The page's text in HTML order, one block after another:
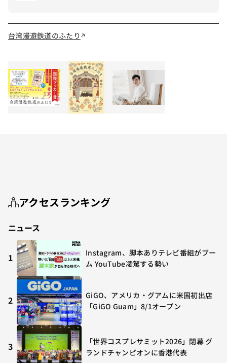
台湾漫遊鉄道のふたり
アクセスランキング
ニュース
1
Instagram、脚本ありテレビ番組がブー
ム YouTube凌駕する勢い
2
GiGO、アメリカ・グアムに米国初出店
「GiGO Guam」8/1オープン
3
「世界コスプレサミット2026」閉幕 グ
ランドチャンピオンに香港代表